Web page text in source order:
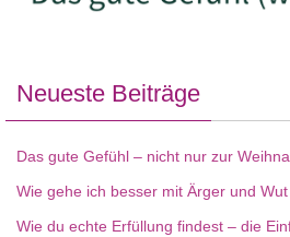
Neueste Beiträge
Das gute Gefühl – nicht nur zur
Wie gehe ich besser mit Ärger und
Wie du echte Erfüllung findest – die